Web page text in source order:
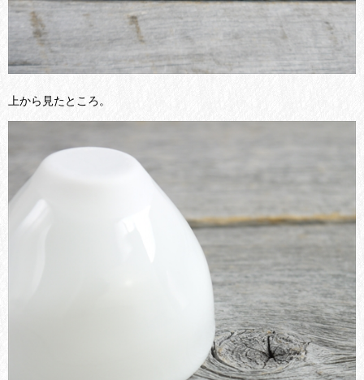
上から見たところ。